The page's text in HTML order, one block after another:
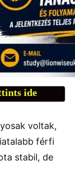
ide
voltak,
férfi
stabil, de